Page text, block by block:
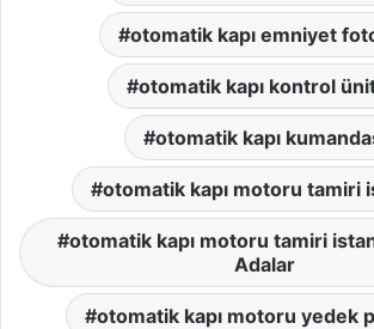
otomatik kapı emniyet
otomatik kapı kontrol
otomatik kapı
otomatik kapı motoru tamiri
otomatik kapı motoru tamiri
Adalar
otomatik kapı motoru yedek